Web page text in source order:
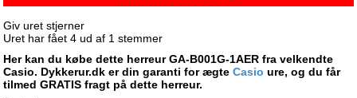
Giv uret stjerner
Uret har fået 4 ud af 1 stemmer
Her kan du købe dette herreur GA-B001G-1AER fra velkendte
Casio. Dykkerur.dk er din garanti for ægte Casio ure, og du får
tilmed GRATIS fragt på dette herreur.